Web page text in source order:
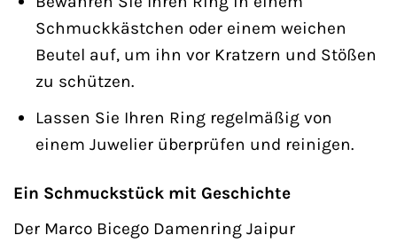
Schmuckkästchen oder einem weichen
Beutel auf, um ihn vor Kratzern und Stößen
zu schützen.
Lassen Sie Ihren Ring regelmäßig von
einem Juwelier überprüfen und reinigen.
Ein Schmuckstück mit Geschichte
Der Marco Bicego Damenring Jaipur